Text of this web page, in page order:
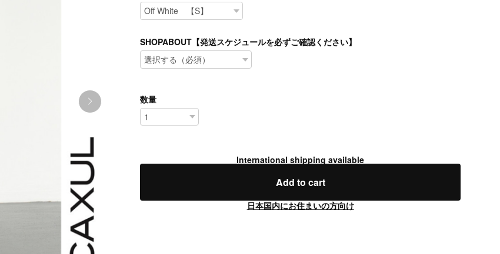
SHOPABOUT【発送スケジュールを必ずご確認ください】
数量
International shipping available
Add to cart
日本国内にお住まいの方向け